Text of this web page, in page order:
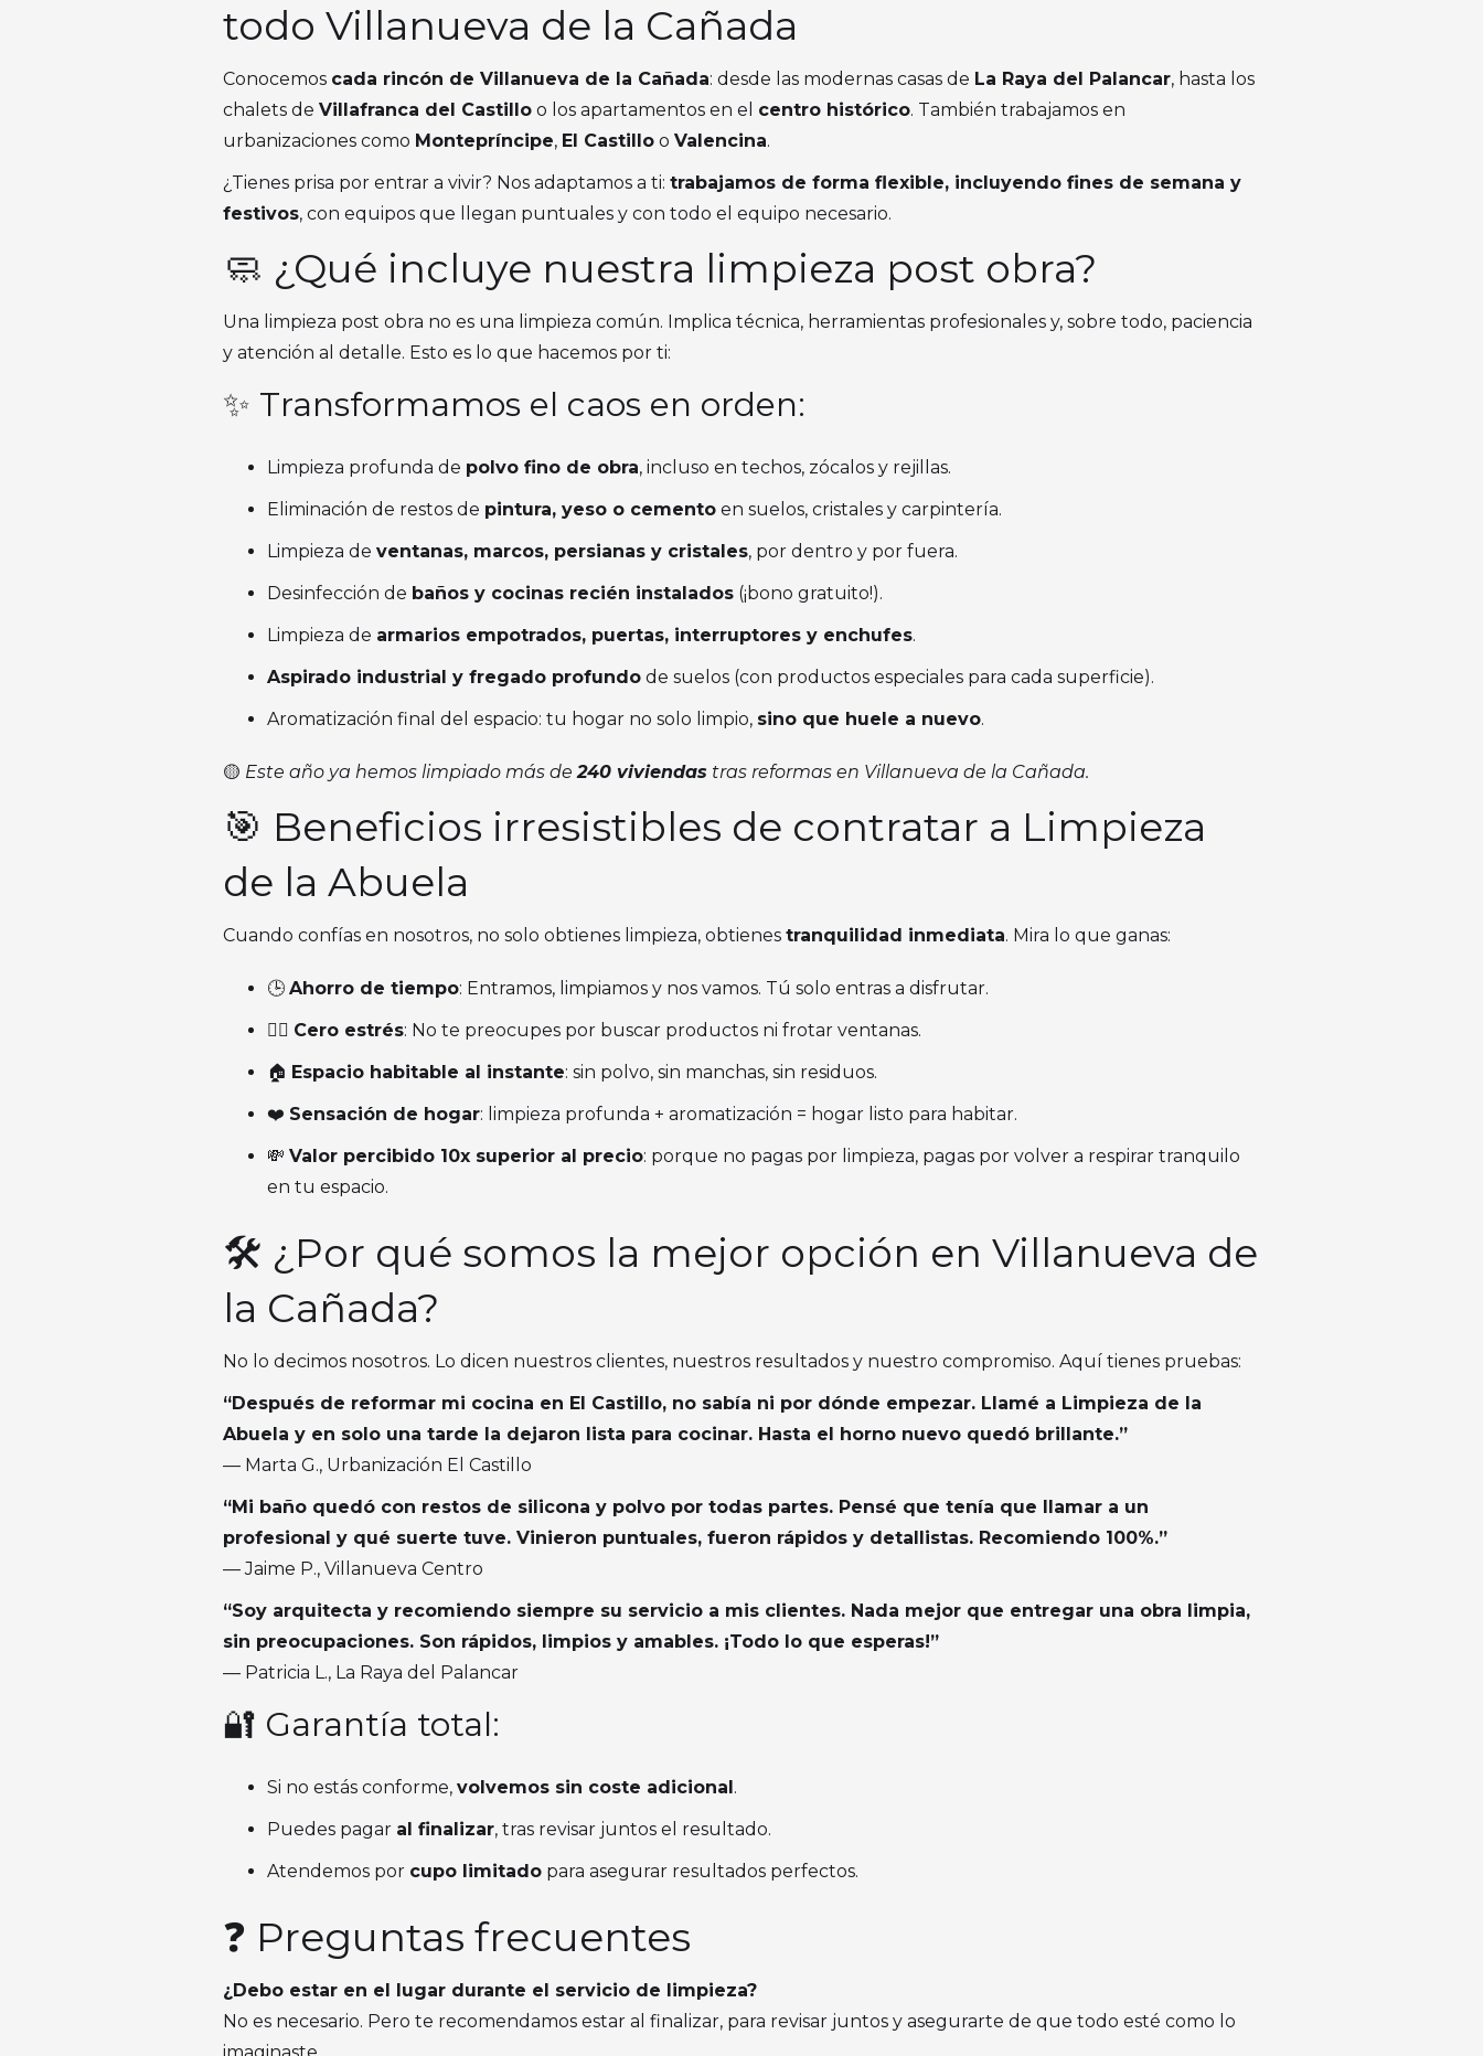
todo Villanueva de la Cañada
Conocemos cada rincón de Villanueva de la Cañada: desde las modernas casas de La Raya del Palancar, hasta los
chalets de Villafranca del Castillo o los apartamentos en el centro histórico. También trabajamos en
urbanizaciones como Montepríncipe, El Castillo o Valencina.
¿Tienes prisa por entrar a vivir? Nos adaptamos a ti: trabajamos de forma flexible, incluyendo fines de semana y
festivos, con equipos que llegan puntuales y con todo el equipo necesario.
🧼 ¿Qué incluye nuestra limpieza post obra?
Una limpieza post obra no es una limpieza común. Implica técnica, herramientas profesionales y, sobre todo, paciencia
y atención al detalle. Esto es lo que hacemos por ti:
✨ Transformamos el caos en orden:
Limpieza profunda de polvo fino de obra, incluso en techos, zócalos y rejillas.
Eliminación de restos de pintura, yeso o cemento en suelos, cristales y carpintería.
Limpieza de ventanas, marcos, persianas y cristales, por dentro y por fuera.
Desinfección de baños y cocinas recién instalados (¡bono gratuito!).
Limpieza de armarios empotrados, puertas, interruptores y enchufes.
Aspirado industrial y fregado profundo de suelos (con productos especiales para cada superficie).
Aromatización final del espacio: tu hogar no solo limpio, sino que huele a nuevo.
🟡 Este año ya hemos limpiado más de240 viviendas tras reformas en Villanueva de la Cañada.
🎯 Beneficios irresistibles de contratar a Limpieza
de la Abuela
Cuando confías en nosotros, no solo obtienes limpieza, obtienes tranquilidad inmediata. Mira lo que ganas:
🕒 Ahorro de tiempo: Entramos, limpiamos y nos vamos. Tú solo entras a disfrutar.
🧘‍♀️ Cero estrés: No te preocupes por buscar productos ni frotar ventanas.
🏠 Espacio habitable al instante: sin polvo, sin manchas, sin residuos.
❤️ Sensación de hogar: limpieza profunda + aromatización = hogar listo para habitar.
💸 Valor percibido 10x superior al precio: porque no pagas por limpieza, pagas por volver a respirar tranquilo
en tu espacio.
🛠️ ¿Por qué somos la mejor opción en Villanueva de
la Cañada?
No lo decimos nosotros. Lo dicen nuestros clientes, nuestros resultados y nuestro compromiso. Aquí tienes pruebas:
“Después de reformar mi cocina en El Castillo, no sabía ni por dónde empezar. Llamé a Limpieza de la
Abuela y en solo una tarde la dejaron lista para cocinar. Hasta el horno nuevo quedó brillante.”
— Marta G., Urbanización El Castillo
“Mi baño quedó con restos de silicona y polvo por todas partes. Pensé que tenía que llamar a un
profesional y qué suerte tuve. Vinieron puntuales, fueron rápidos y detallistas. Recomiendo 100%.”
— Jaime P., Villanueva Centro
“Soy arquitecta y recomiendo siempre su servicio a mis clientes. Nada mejor que entregar una obra limpia,
sin preocupaciones. Son rápidos, limpios y amables. ¡Todo lo que esperas!”
— Patricia L., La Raya del Palancar
🔐 Garantía total:
Si no estás conforme, volvemos sin coste adicional.
Puedes pagar al finalizar, tras revisar juntos el resultado.
Atendemos por cupo limitado para asegurar resultados perfectos.
❓ Preguntas frecuentes
¿Debo estar en el lugar durante el servicio de limpieza?
No es necesario. Pero te recomendamos estar al finalizar, para revisar juntos y asegurarte de que todo esté como lo